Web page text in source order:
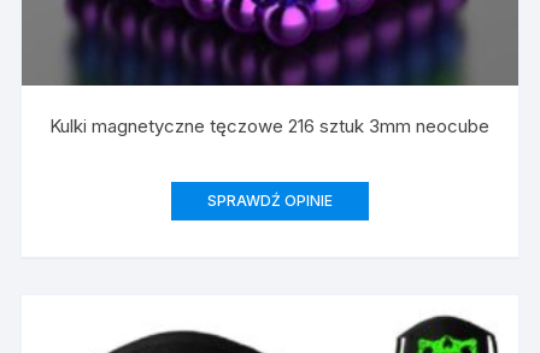
Kulki magnetyczne tęczowe 216 sztuk 3mm neocube
SPRAWDŹ OPINIE